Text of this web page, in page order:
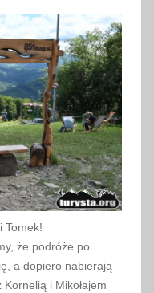
Tomek!
że podróże po
a dopiero nabierają
i Mikołajem